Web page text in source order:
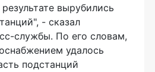
вырубились
- сказал
службы. По его словам,
удалось
подстанций